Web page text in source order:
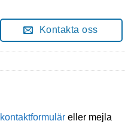
Kontakta oss
kontaktformulär eller mejla